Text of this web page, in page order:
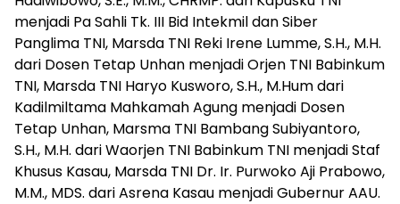
menjadi Pa Sahli Tk. III Bid Intekmil dan Siber
Panglima TNI, Marsda TNI Reki Irene Lumme, S.H., M.H.
dari Dosen Tetap Unhan menjadi Orjen TNI Babinkum
TNI, Marsda TNI Haryo Kusworo, S.H., M.Hum dari
Kadilmiltama Mahkamah Agung menjadi Dosen
Tetap Unhan, Marsma TNI Bambang Subiyantoro,
S.H., M.H. dari Waorjen TNI Babinkum TNI menjadi Staf
Khusus Kasau, Marsda TNI Dr. Ir. Purwoko Aji Prabowo,
M.M., MDS. dari Asrena Kasau menjadi Gubernur AAU.